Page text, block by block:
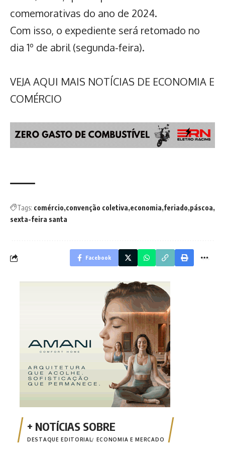
comemorativas do ano de 2024.
Com isso, o expediente será retomado no
dia 1º de abril (segunda-feira).
VEJA AQUI MAIS NOTÍCIAS DE ECONOMIA E
COMÉRCIO
Tags: comércio convenção coletiva economia feriado páscoa
sexta-feira santa
Facebook
DESTAQUE EDITORIAL ECONOMIA E MERCADO